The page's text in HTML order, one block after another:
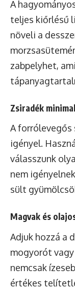
A
teljes kiőrlésű
növeli a
zabpelyhet,
Zsiradék
A forrólevegős
igényel.
válasszunk
nem
sült
Magvak és
Adjuk hozzá a
mogyorót
nemcsak
értékes